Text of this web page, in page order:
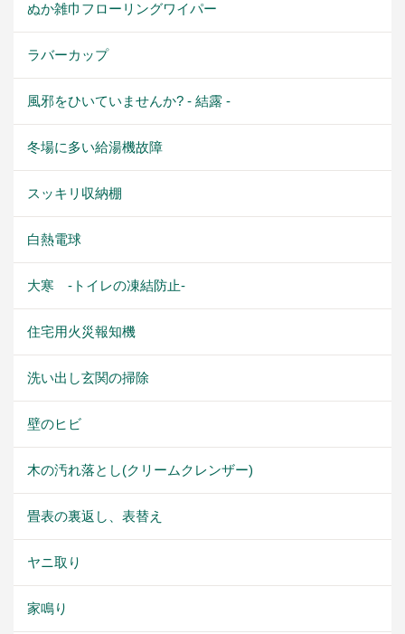
ぬか雑巾フローリングワイパー
ラバーカップ
風邪をひいていませんか? - 結露 -
冬場に多い給湯機故障
スッキリ収納棚
白熱電球
大寒 -トイレの凍結防止-
住宅用火災報知機
洗い出し玄関の掃除
壁のヒビ
木の汚れ落とし(クリームクレンザー)
畳表の裏返し、表替え
ヤニ取り
家鳴り